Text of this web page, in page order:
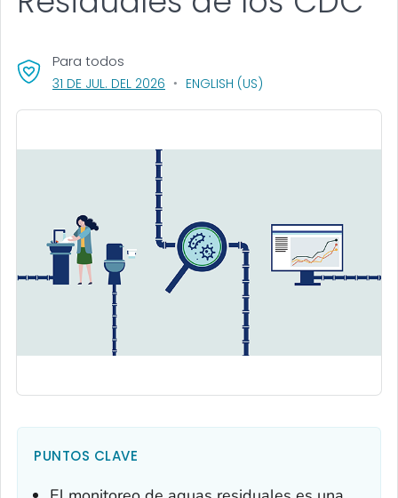
Para todos
31 DE JUL. DEL 2026 , VISIT LINK FOR DETAILS.
ENGLISH (US)
PUNTOS CLAVE